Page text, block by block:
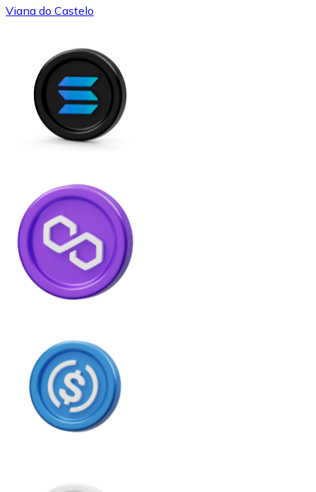
Viana do Castelo